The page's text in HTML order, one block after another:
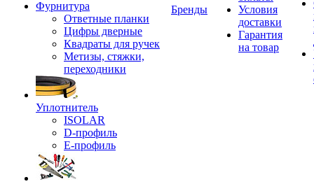
Фурнитура
Ответные планки
Цифры дверные
Квадраты для ручек
Метизы, стяжки,
переходники
Уплотнитель
ISOLAR
D-профиль
Е-профиль
Бренды
Условия
доставки
Гарантия
на товар